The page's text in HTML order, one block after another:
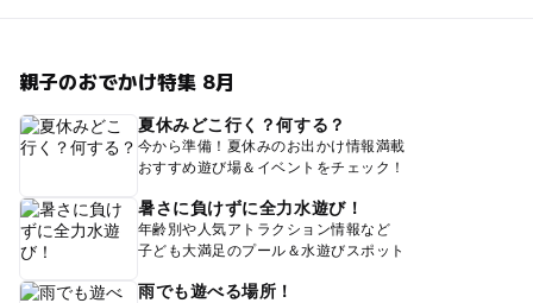
親子のおでかけ特集 8月
夏休みどこ行く？何する？
今から準備！夏休みのお出かけ情報満載
おすすめ遊び場＆イベントをチェック！
暑さに負けずに全力水遊び！
年齢別や人気アトラクション情報など
子ども大満足のプール＆水遊びスポット
雨でも遊べる場所！